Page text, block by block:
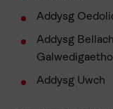
Addysg
Addysg
Galwedigaethol
Addysg Uwch